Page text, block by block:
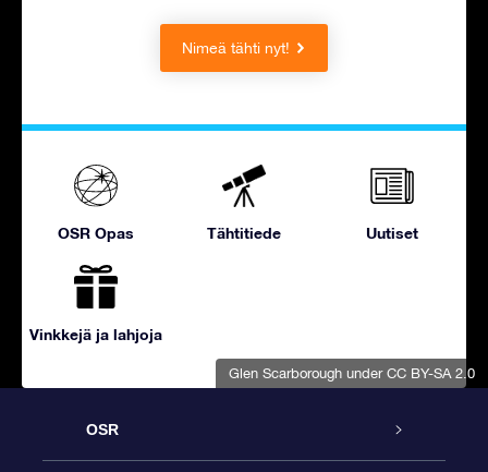
Glen Scarborough under CC BY-SA 2.0
Nimeä tähti nyt!
OSR Opas Tähtitiede Uutiset
Vinkkejä ja lahjoja
OSR